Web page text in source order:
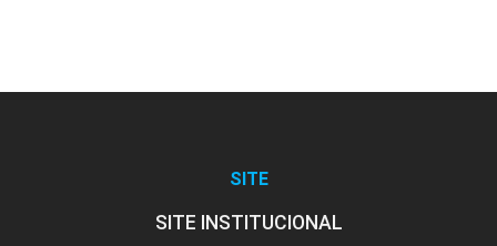
SITE
SITE INSTITUCIONAL